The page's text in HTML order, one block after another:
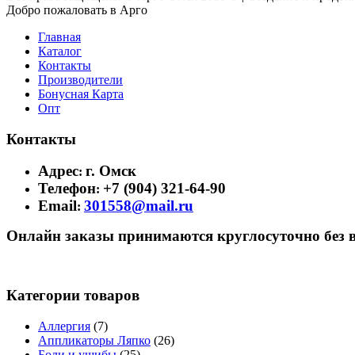
Добро пожаловать в Арго
Главная
Каталог
Контакты
Производители
Бонусная Карта
Опт
Контакты
Адрес: г. Омск
Телефон: +7 (904) 321-64-90
Email: 301558@mail.ru
Онлайн заказы принимаются круглосуточно без
Категории товаров
Аллергия (7)
Аппликаторы Ляпко (26)